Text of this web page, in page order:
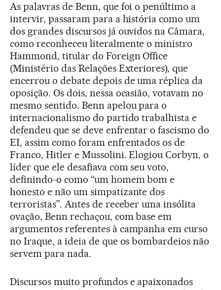
As palavras de Benn, que foi o penúltimo a
intervir, passaram para a história como um
dos grandes discursos já ouvidos na Câmara,
como reconheceu literalmente o ministro
Hammond, titular do Foreign Office
(Ministério das Relações Exteriores), que
encerrou o debate depois de uma réplica da
oposição. Os dois, nessa ocasião, votavam no
mesmo sentido. Benn apelou para o
internacionalismo do partido trabalhista e
defendeu que se deve enfrentar o fascismo do
EI, assim como foram enfrentados os de
Franco, Hitler e Mussolini. Elogiou Corbyn, o
líder que ele desafiava com seu voto,
definindo-o como “um homem bom e
honesto e não um simpatizante dos
terroristas”. Antes de receber uma insólita
ovação, Benn rechaçou, com base em
argumentos referentes à campanha em curso
no Iraque, a ideia de que os bombardeios não
servem para nada.
Discursos muito profundos e apaixonados